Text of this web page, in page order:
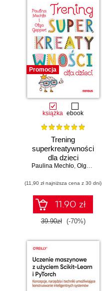
Promocja
książka ebook
Trening
superkreatywności
dla dzieci
Paulina Mechło, Olga Geppert
(11,90 zł najniższa cena z 30 dni)
11.90 zł
39.90zł (-70%)